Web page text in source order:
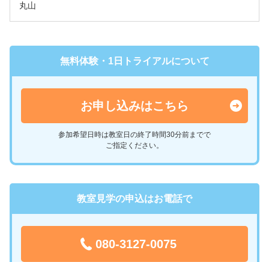
丸山
無料体験・1日トライアルについて
お申し込みはこちら
参加希望日時は教室日の終了時間30分前までで
ご指定ください。
教室見学の申込はお電話で
080-3127-0075